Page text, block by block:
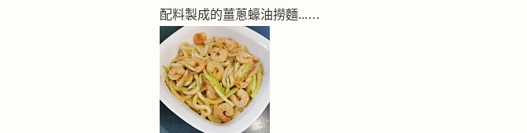
配料製成的薑蔥蠔油撈麵...…